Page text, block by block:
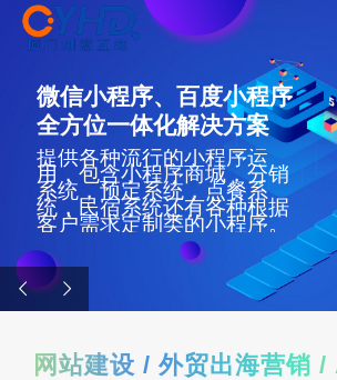
微信小程序、百度小程序
全方位一体化解决方案
提供各种流行的小程序运
用，包含小程序商城，分销
系统，预定系统，点餐系
统，民宿系统还有各种根据
客户需求定制类的小程序。
网站建设 / 外贸出海营销